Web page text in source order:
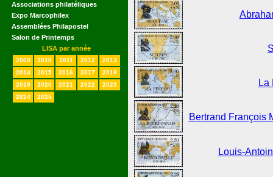
Associations philatéliques
Expo Marcophilex
Assemblées Philapostel
Salon de Printemps
LISA par année
2009 2010 2011 2012
2013
2014
2015 2016 2017
2018
2019
2020 2021 2022
2023
2024
2025
La
Bertrand François
Louis-